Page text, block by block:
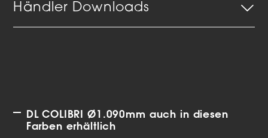
Händler Downloads
DL COLIBRI Ø1.090mm auch in diesen
Farben erhältlich